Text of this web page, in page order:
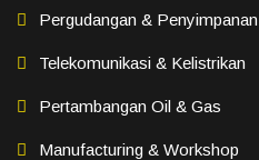
Pergudangan & Penyimpanan
Telekomunikasi & Kelistrikan
Pertambangan Oil & Gas
Manufacturing & Workshop